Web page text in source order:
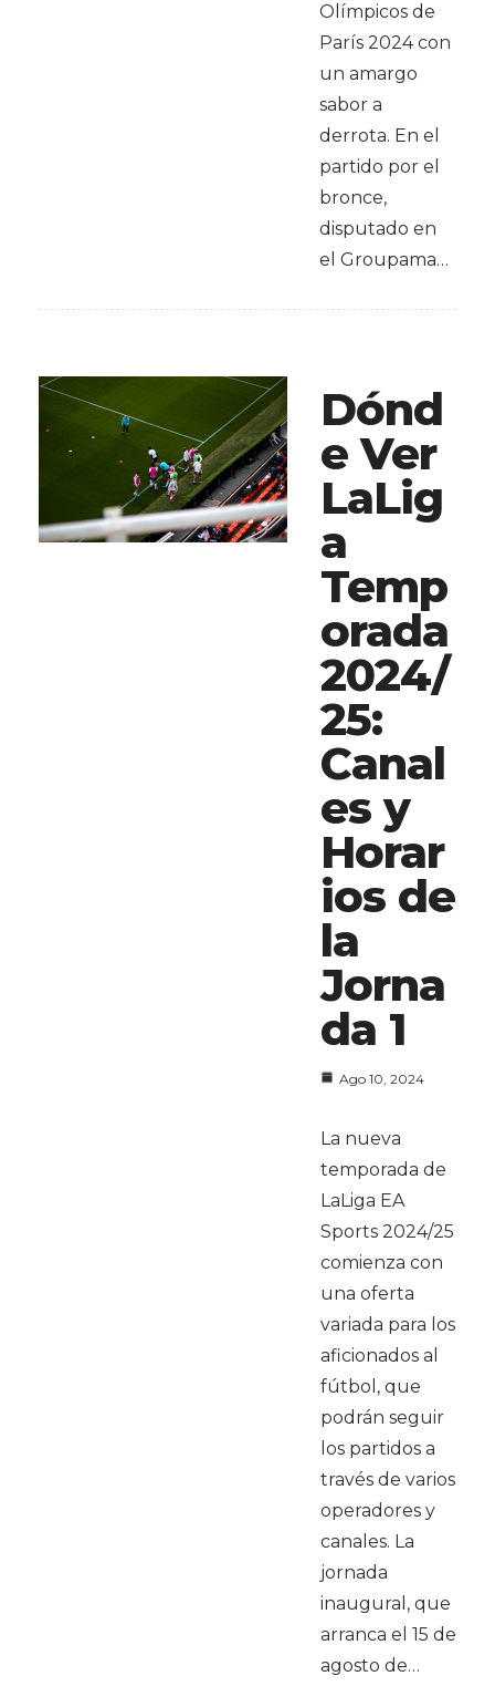
Olímpicos de
París 2024 con
un amargo
sabor a
derrota. En el
partido por el
bronce,
disputado en
el Groupama…
Dónd
e Ver
LaLig
a
Temp
orada
2024/
25:
Canal
es y
Horar
ios de
la
Jorna
da 1
Ago 10, 2024
La nueva
temporada de
LaLiga EA
Sports 2024/25
comienza con
una oferta
variada para los
aficionados al
fútbol, que
podrán seguir
los partidos a
través de varios
operadores y
canales. La
jornada
inaugural, que
arranca el 15 de
agosto de…